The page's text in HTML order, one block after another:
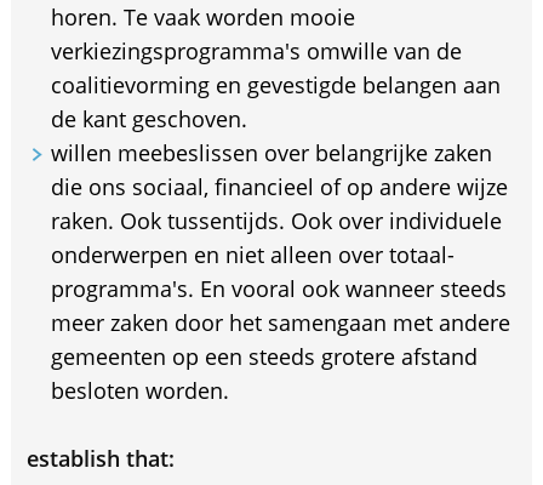
horen. Te vaak worden mooie
verkiezingsprogramma's omwille van de
coalitievorming en gevestigde belangen aan
de kant geschoven.
willen meebeslissen over belangrijke zaken
die ons sociaal, financieel of op andere wijze
raken. Ook tussentijds. Ook over individuele
onderwerpen en niet alleen over totaal-
programma's. En vooral ook wanneer steeds
meer zaken door het samengaan met andere
gemeenten op een steeds grotere afstand
besloten worden.
establish that: